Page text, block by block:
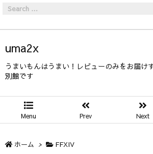
uma2x
うまいもんはうまい！レビューのみをお届け
別館です
Menu Prev Next
ホーム > FFXIV